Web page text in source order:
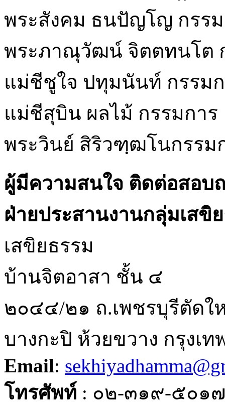
พระสังคม ธนปัญโญ กรร
พระภาณุวัฒน์ จิตตทนโต
แม่ชีชูใจ ปทุมนันท์ กรรม
แม่ชีสุบิน ผลไม้ กรรมการ
พระวินย์ สิริวฑฺฒโนกรรม
ผู้มีความสนใจ ติดต่อสอบ
ฝ่ายประสานงานกลุ่มเสขิ
เสขิยธรรม
บ้านจิตอาสา ชั้น ๔
๒๐๔๔/๒๑ ถ.เพชรบุรีตัดใ
บางกะปิ ห้วยขวาง กรุงเ
Email:
โทรศัพท์ : ๐๒-๓๑๙-๕๐๑